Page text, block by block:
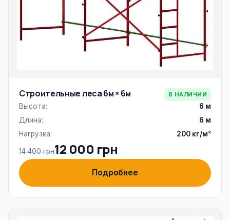
Строительные леса 6м × 6м В НАЛИЧИИ
Высота:
6 м
Длина:
6 м
Нагрузка:
200 кг/м²
14 400 грн12 000 грн
Подробнее